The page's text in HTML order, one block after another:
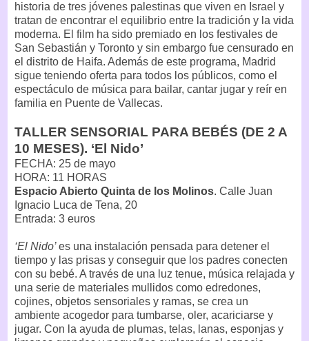
historia de tres jóvenes palestinas que viven en Israel y
tratan de encontrar el equilibrio entre la tradición y la vida
moderna. El film ha sido premiado en los festivales de
San Sebastián y Toronto y sin embargo fue censurado en
el distrito de Haifa. Además de este programa, Madrid
sigue teniendo oferta para todos los públicos, como el
espectáculo de música para bailar, cantar jugar y reír en
familia en Puente de Vallecas.
TALLER SENSORIAL PARA BEBÉS (DE 2 A
10 MESES). ‘El Nido’
FECHA: 25 de mayo
HORA: 11 HORAS
Espacio Abierto Quinta de los Molinos. Calle Juan
Ignacio Luca de Tena, 20
Entrada: 3 euros
‘El Nido’es una instalación pensada para detener el
tiempo y las prisas y conseguir que los padres conecten
con su bebé. A través de una luz tenue, música relajada y
una serie de materiales mullidos como edredones,
cojines, objetos sensoriales y ramas, se crea un
ambiente acogedor para tumbarse, oler, acariciarse y
jugar. Con la ayuda de plumas, telas, lanas, esponjas y